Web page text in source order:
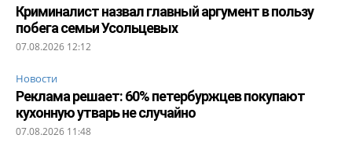
Криминалист назвал главный аргумент в пользу
побега семьи Усольцевых
07.08.2026 12:12
Новости
Реклама решает: 60% петербуржцев покупают
кухонную утварь не случайно
07.08.2026 11:48